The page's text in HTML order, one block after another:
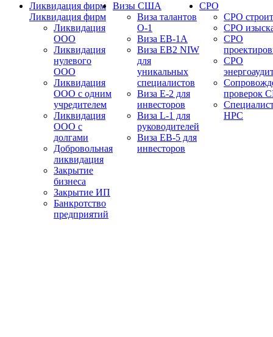
Ликвидация фирм
Ликвидация фирм
Ликвидация
ООО
Ликвидация
нулевого
ООО
Ликвидация
ООО с одним
учредителем
Ликвидация
ООО с
долгами
Добровольная
ликвидация
Закрытие
бизнеса
Закрытие ИП
Банкротство
предприятий
Визы США
Виза талантов
О-1
Виза EB-1A
Виза EB2 NIW
для
уникальных
специалистов
Виза E-2 для
инвесторов
Виза L-1 для
руководителей
Виза EB-5 для
инвесторов
СРО
СРО
СРО
СРО
СРО
проверок
НРС